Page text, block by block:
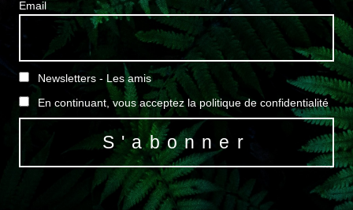
Email
Newsletters - Les amis
En continuant, vous acceptez la politique de confidentialité